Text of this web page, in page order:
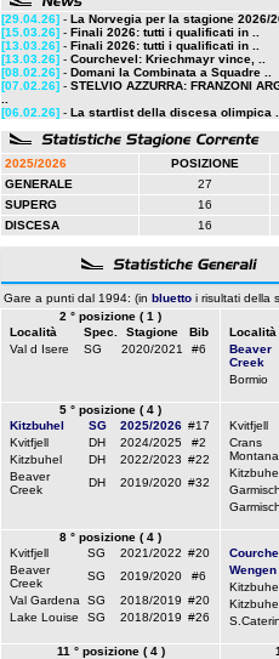
[29.04.26] - La Norvegia per la stagione 2026/
[15.03.26] - Finali 2026: tutti i qualificati in ..
[13.03.26] - Finali 2026: tutti i qualificati in ..
[13.03.26] - Courchevel: Kriechmayr vince, ..
[08.02.26] - Domani la Combinata a Squadre ..
[07.02.26] - STELVIO AZZURRA: FRANZONI
[06.02.26] - La startlist della discesa olimpica
2025/2026
POSIZIONE
GENERALE
27
SUPERG
16
DISCESA
16
Gare a punti dal 1994: (in bluetto i risultati della
2 ° posizione ( 1 )
Località
Spec. Stagione
Bib
Val d Isere
SG 2020/2021 #6
Località
Beaver
Creek
Bormio
5 ° posizione ( 4 )
Kitzbuhel
SG 2025/2026 #17
Kvitfjell
DH 2024/2025
#2
Kitzbuhel
DH 2022/2023 #22
Beaver
Creek
DH 2019/2020 #32
Kvitfjell
Crans
Montana
8 ° posizione ( 4 )
Kvitfjell
SG 2021/2022 #20
Beaver
Creek
SG 2019/2020
#6
Val Gardena
SG 2018/2019 #20
Lake Louise
SG 2018/2019 #26
Wengen
11 ° posizione ( 4 )